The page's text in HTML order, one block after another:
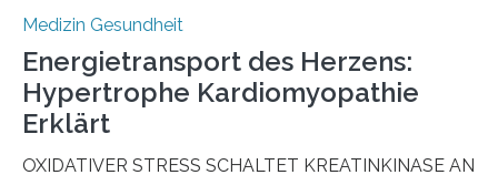
Medizin Gesundheit
Energietransport des Herzens:
Hypertrophe Kardiomyopathie
Erklärt
OXIDATIVER STRESS SCHALTET KREATINKINASE AN